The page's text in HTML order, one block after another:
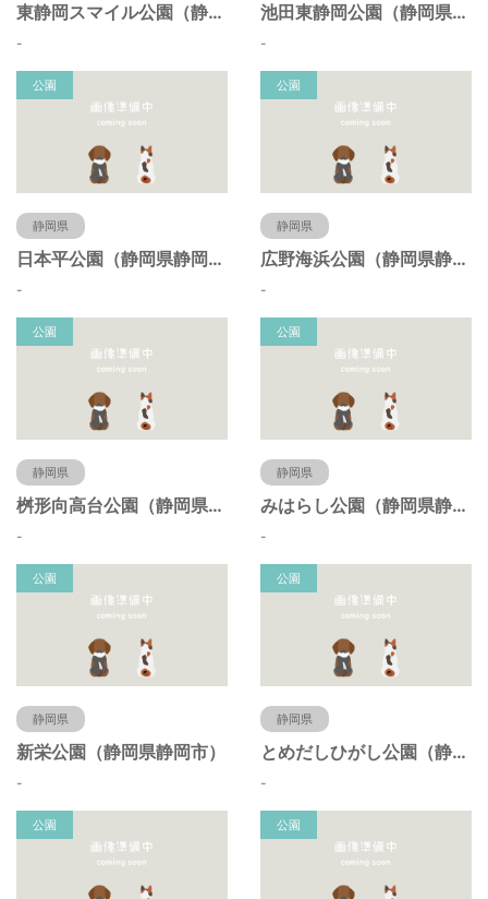
東静岡スマイル公園（静岡県静岡市）
-
池田東静岡公園（静岡県静岡市）
-
公園
静岡県
日本平公園（静岡県静岡市）
-
公園
静岡県
広野海浜公園（静岡県静岡市）
-
公園
静岡県
桝形向高台公園（静岡県静岡市）
-
公園
静岡県
みはらし公園（静岡県静岡市）
-
公園
静岡県
新栄公園（静岡県静岡市）
-
公園
静岡県
とめだしひがし公園（静岡県静岡市）
-
公園 公園